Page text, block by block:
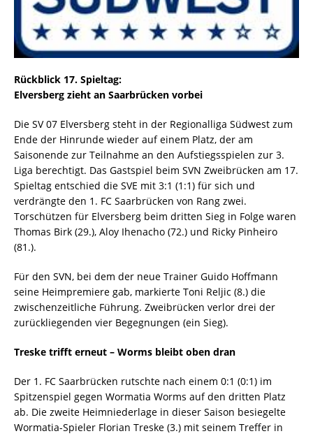
Rückblick 17. Spieltag:
Elversberg zieht an Saarbrücken vorbei
Die SV 07 Elversberg steht in der Regionalliga Südwest zum
Ende der Hinrunde wieder auf einem Platz, der am
Saisonende zur Teilnahme an den Aufstiegsspielen zur 3.
Liga berechtigt. Das Gastspiel beim SVN Zweibrücken am 17.
Spieltag entschied die SVE mit 3:1 (1:1) für sich und
verdrängte den 1. FC Saarbrücken von Rang zwei.
Torschützen für Elversberg beim dritten Sieg in Folge waren
Thomas Birk (29.), Aloy Ihenacho (72.) und Ricky Pinheiro
(81.).
Für den SVN, bei dem der neue Trainer Guido Hoffmann
seine Heimpremiere gab, markierte Toni Reljic (8.) die
zwischenzeitliche Führung. Zweibrücken verlor drei der
zurückliegenden vier Begegnungen (ein Sieg).
Treske trifft erneut – Worms bleibt oben dran
Der 1. FC Saarbrücken rutschte nach einem 0:1 (0:1) im
Spitzenspiel gegen Wormatia Worms auf den dritten Platz
ab. Die zweite Heimniederlage in dieser Saison besiegelte
Wormatia-Spieler Florian Treske (3.) mit seinem Treffer in